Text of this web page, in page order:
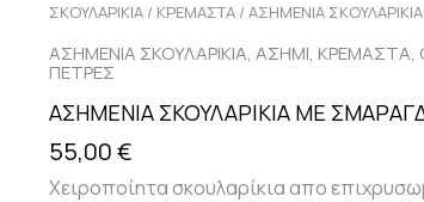
ΣΚΟΥΛΑΡΙΚΙΑ / ΚΡΕΜΑΣΤΑ / ΑΣΗΜΕΝΙΑ
ΑΣΗΜΕΝΙΑ ΣΚΟΥΛΑΡΙΚΙΑ, ΑΣΗΜΙ, ΚΡΕΜΑΣΤΑ,
ΠΕΤΡΕΣ
ΑΣΗΜΕΝΙΑ ΣΚΟΥΛΑΡΙΚΙΑ ΜΕ
55,00€
Χειροποίητα σκουλαρίκια απο